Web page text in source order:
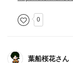
0
葉船桜花さん